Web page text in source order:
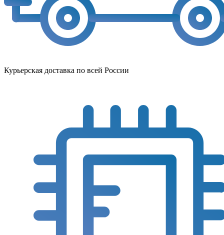
Курьерская доставка по всей России